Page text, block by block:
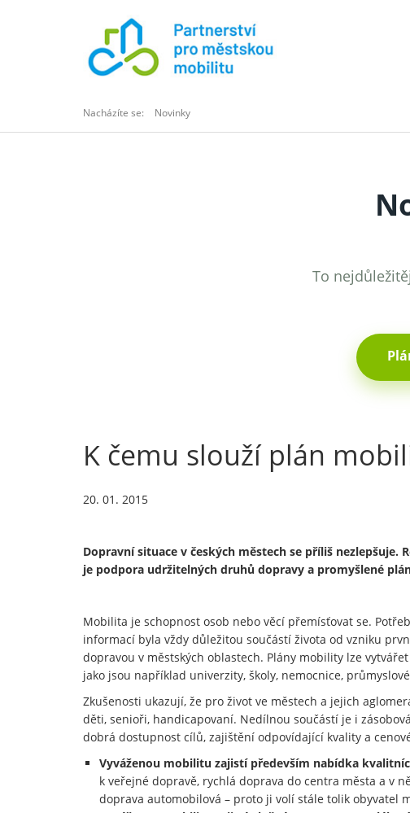
Nacházíte se: Novinky
To
K čemu slouží plán
20. 01. 2015
Dopravní situace v českých městech se příliš
je podpora udržitelných druhů dopravy a promyšlené
Mobilita je schopnost osob nebo věcí přemísťovat se.
informací byla vždy důležitou součástí života od vzniku
dopravou v městských oblastech. Plány mobility lze
jako jsou například univerzity, školy, nemocnice,
Zkušenosti ukazují, že pro život ve městech a jejich
děti, senioři, handicapovaní. Nedílnou součástí je i
dobrá dostupnost cílů, zajištění odpovídající kvality a
Vyváženou mobilitu zajistí především nabídka
k veřejné dopravě, rychlá doprava do centra města a v
doprava automobilová – proto ji volí stále tolik obyvatel